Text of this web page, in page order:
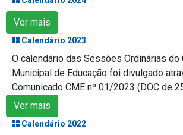
Ver mais
Calendário 2023
O calendário das Sessões Ordinárias do
Municipal de Educação foi divulgado
Comunicado CME nº 01/2023 (DOC de
Ver mais
Calendário 2022